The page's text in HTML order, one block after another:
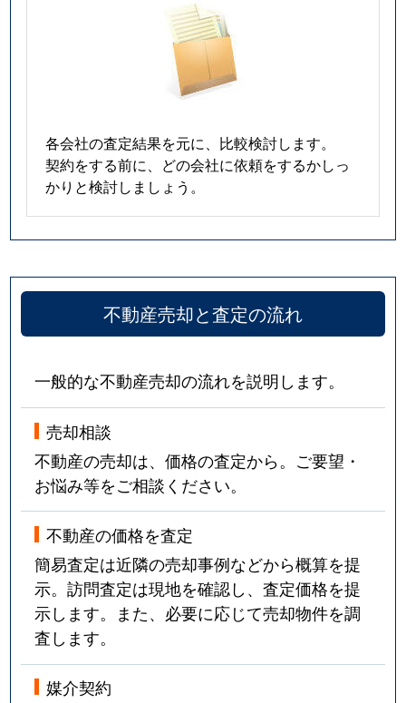
各会社の査定結果を元に、比較検討します。
契約をする前に、どの会社に依頼をするかしっ
かりと検討しましょう。
不動産売却と査定の流れ
一般的な不動産売却の流れを説明します。
売却相談
不動産の売却は、価格の査定から。ご要望・
お悩み等をご相談ください。
不動産の価格を査定
簡易査定は近隣の売却事例などから概算を提
示。訪問査定は現地を確認し、査定価格を提
示します。また、必要に応じて売却物件を調
査します。
媒介契約